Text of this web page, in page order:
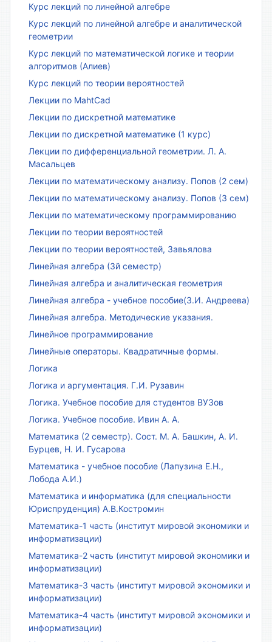
Курс лекций по линейной алгебре
Курс лекций по линейной алгебре и аналитической
геометрии
Курс лекций по математической логике и теории
алгоритмов (Алиев)
Курс лекций по теории вероятностей
Лекции по MahtCad
Лекции по дискретной математике
Лекции по дискретной математике (1 курс)
Лекции по дифференциальной геометрии. Л. А.
Масальцев
Лекции по математическому анализу. Попов (2 сем)
Лекции по математическому анализу. Попов (3 сем)
Лекции по математическому программированию
Лекции по теории вероятностей
Лекции по теории вероятностей, Завьялова
Линейная алгебра (3й семестр)
Линейная алгебра и аналитическая геометрия
Линейная алгебра - учебное пособие(З.И. Андреева)
Линейная алгебра. Методические указания.
Линейное программирование
Линейные операторы. Квадратичные формы.
Логика
Логика и аргументация. Г.И. Рузавин
Логика. Учебное пособие для студентов ВУЗов
Логика. Учебное пособие. Ивин А. А.
Математика (2 семестр). Сост. М. А. Башкин, А. И.
Бурцев, Н. И. Гусарова
Математика - учебное пособие (Лапузина Е.Н.,
Лобода А.И.)
Математика и информатика (для специальности
Юриспруденция) А.В.Костромин
Математика-1 часть (институт мировой экономики и
информатизации)
Математика-2 часть (институт мировой экономики и
информатизации)
Математика-3 часть (институт мировой экономики и
информатизации)
Математика-4 часть (институт мировой экономики и
информатизации)